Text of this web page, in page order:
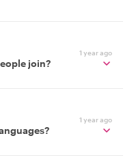
1 year ago
join?
1 year ago